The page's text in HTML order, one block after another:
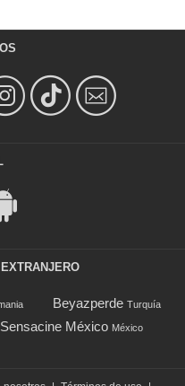
Beyazperde Turquía
Sensacine México México